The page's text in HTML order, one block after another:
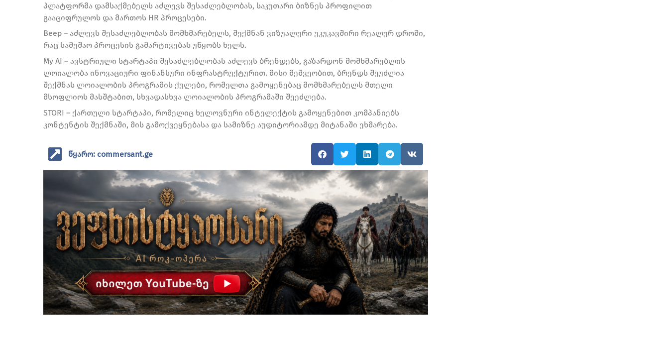
პლატფორმა დამსაქმებელს აძლევს შესაძლებლობას, საკუთარი ბიზნეს პროფილით
გააციფრულოს და მართოს HR პროცესები.
Beep – აძლევს შესაძლებლობას მომხმარებელს, შექმნან ვიზუალური უკუკავშირი რეალურ დროში,
რაც სამუშაო პროცესის გამარტივებას უწყობს ხელს.
My AI – ავსტრიული სტარტაპი შესაძლებლობას აძლევს ბრენდებს, გაზარდონ მომხმარებლის
ლოიალობა ინოვაციური ფინანსური ინფრასტრუქტურით. მისი მეშვეობით, ბრენდს შეუძლია
შექმნას ლოიალობის პროგრამის ქულები, რომელთა გამოყენებაც მომხმარებელს მთელი
მსოფლიოს მასშტაბით, სხვადასხვა ლოიალობის პროგრამაში შეეძლება.
STORI – ქართული სტარტაპი, რომელიც ხელოვნური ინტელექტის გამოყენებით კომპანიებს
კონტენტის შექმნაში, მის გამოქვეყნებასა და სამიზნე აუდიტორიამდე მიტანაში ეხმარება.
წყარო: commersant.ge